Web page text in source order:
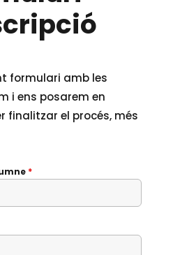
formulari amb les
i ens posarem en
finalitzar el procés, més
*